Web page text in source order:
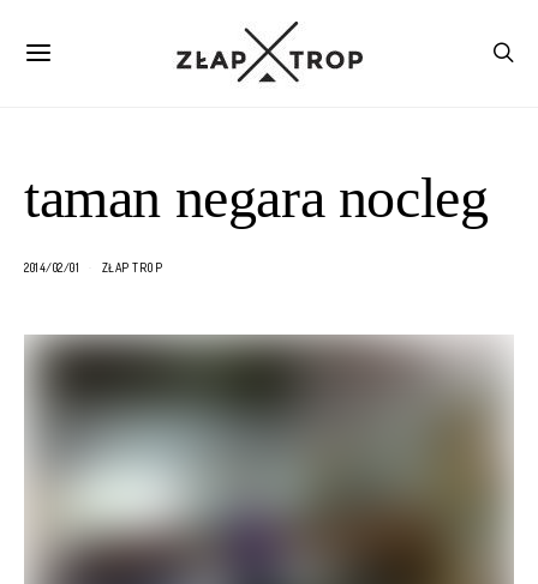
taman negara nocleg
2014/02/01 ZŁAP TROP